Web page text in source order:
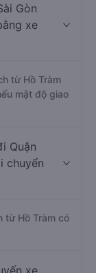
Gòn
xe
từ Hồ Tràm
mật độ giao
Quận
chuyển
từ Hồ Tràm có
xe